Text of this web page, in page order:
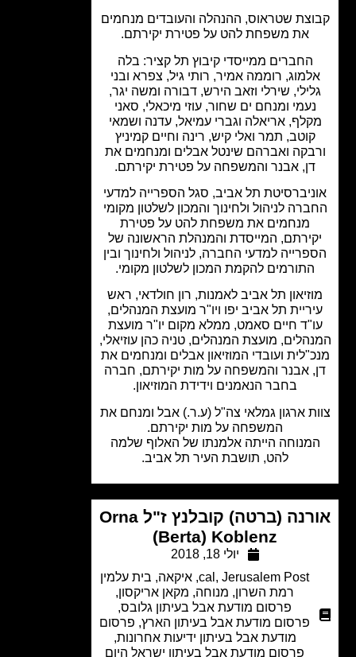
שטראוס, ההנהלה והעובדים מנחמים
את משפחת להט על פטירת יקירתם.
החברים ממייסדי קיבוץ תל קציר: בלה
רוממה אמיר, רותי גיל, צפרא ובני
שירלי וזאב הירש, דבורה ומשה יגר,
ומנחם ים שחור, עוזי מיכאלי, סאני
אריאלה וגברי עמיאל, עדנה ושמאי
קוטב, תמר ואלי קיש, רינה וחיים קמיניץ
ואברהם שינטל אבלים ומנחמים את
אבנר והמשפחה על פטירת יקירתם.
תל אביב, סגל הספרייה למדעי
לניהול ולחינוך והמכון לשלטון מקומי
מנחמים את משפחת להט על פטירת
המייסדת והמנהלת הראשונה של
למדעי החברה, לניהול ולחינוך ובין
התורמים להקמת המכון לשלטון מקומי.
תל אביב לאמנות, רון חולדאי, ראש
תל אביב יפו ויו"ר מועצת המנהלים,
חיים סאמט, ממלא מקום יו"ר מועצת
מועצת המנהלים, טניה כהן עוזיאלי,
ועובדי המוזיאון אבלים ומנחמים את
אבנר והמשפחה על מות יקירתם, חברה
בחבר הנאמנים וידידת המוזיאון.
ארגון גמלאי צה"ל (ע.ר.) אבל ומנחם את
המשפחה על מות יקירתם.
הייתה אלמנתו של האלוף שלמה
להט, תושבת העיר תל אביב.
אורנה (ברטה) קובלנץ ז"ל Orna
(Berta) Koblenz
cal,Jerusalem Post
,איקאה, בית עלמין
רמת השרון,מנוחה, מקאן אריקסון ,
פרסום מודעת אבל בעיתון גלובס,
פרסום מודעת אבל בעיתון הארץ,פרסום
מודעת אבל בעיתון ידיעות אחרונות,
פרסום מודעת אבל בעיתון ישראל היום